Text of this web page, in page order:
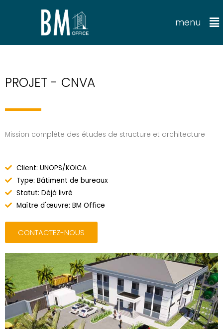
menu
PROJET - CNVA
Mission complète des études de structure et architecture
Client: UNOPS/KOICA
Type: Bâtiment de bureaux
Statut: Déjà livré
Maître d'œuvre: BM Office
CONTACTEZ-NOUS